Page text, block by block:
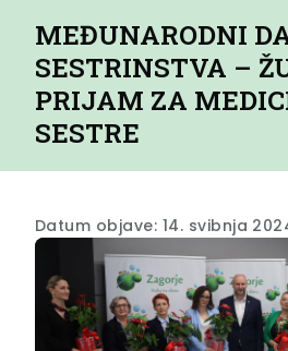
MEĐUNARODNI
SESTRINSTVA –
PRIJAM ZA
SESTRE
Datum objave: 14. svibnja